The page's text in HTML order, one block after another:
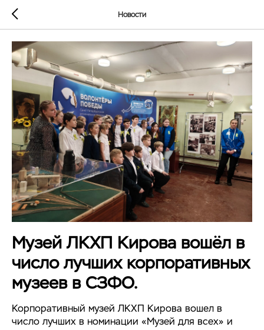
Новости
Музей ЛКХП Кирова вошёл в
число лучших корпоративных
музеев в СЗФО.
Корпоративный музей ЛКХП Кирова вошел в
число лучших в номинации «Музей для всех» и